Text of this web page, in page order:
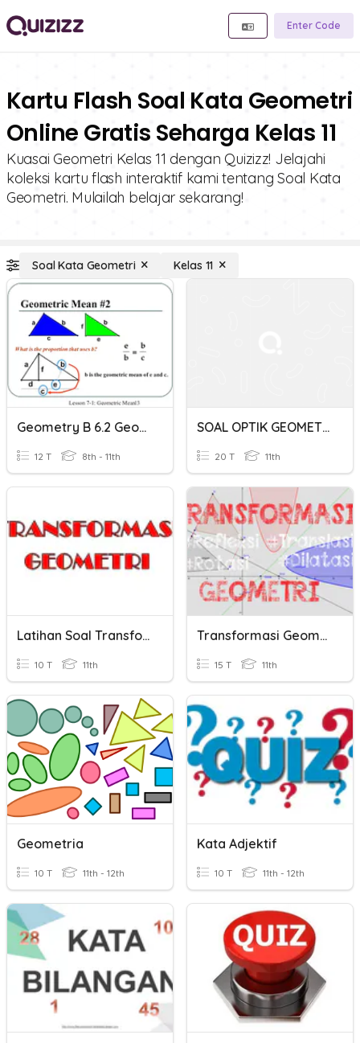
Enter Code
Kartu Flash Soal Kata Geometri
Online Gratis Seharga Kelas 11
Kuasai Geometri Kelas 11 dengan Quizizz! Jelajahi
koleksi kartu flash interaktif kami tentang Soal Kata
Geometri. Mulailah belajar sekarang!
Soal Kata Geometri Kelas 11
Geometry B 6.2 Geometric Mean
12 T 8th - 11th
SOAL OPTIK GEOMETRI
20 T 11th
Latihan Soal Transformasi Geometri
10 T 11th
Transformasi Geometri
15 T 11th
Geometria
10 T 11th - 12th
Kata Adjektif
10 T 11th - 12th